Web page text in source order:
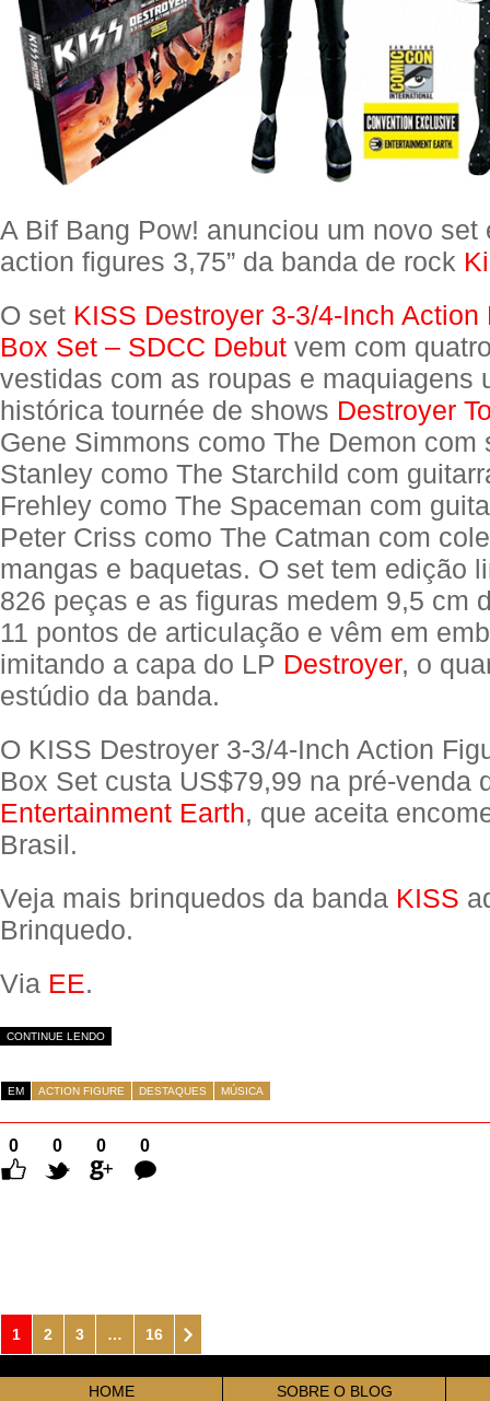
A Bif Bang Pow! anunciou um novo set
action figures 3,75” da banda de rock
O set KISS Destroyer 3-3/4-Inch Action
Box Set – SDCC Debut vem com
vestidas com as roupas e maquiagens
histórica tournée de shows Destroyer
Gene Simmons como The Demon com
Stanley como The Starchild com
Frehley como The Spaceman com
Peter Criss como The Catman com
mangas e baquetas. O set tem edição
826 peças e as figuras medem 9,5 cm
11 pontos de articulação e vêm em
imitando a capa do LP Destroyer, o
estúdio da banda.
O KISS Destroyer 3-3/4-Inch Action
Box Set custa US$79,99 na pré-venda
Entertainment Earth, que aceita
Brasil.
Veja mais brinquedos da banda KISS
Brinquedo.
Via EE.
CONTINUE LENDO
EM ACTION FIGURE DESTAQUES MÚSICA
0 0 0
0
Comentários
1 2 3 … 16
HOME SOBRE O BLOG